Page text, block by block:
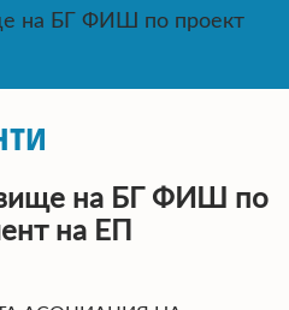
на БГ ФИШ по проект
на БГ ФИШ по
на ЕП